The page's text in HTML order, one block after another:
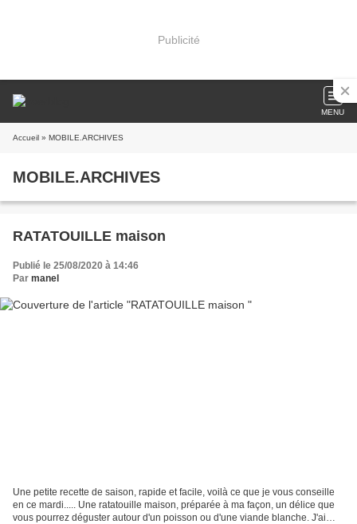
Publicité
MENU
Accueil » MOBILE.ARCHIVES
MOBILE.ARCHIVES
RATATOUILLE maison
Publié le 25/08/2020 à 14:46
Par manel
Une petite recette de saison, rapide et facile, voilà ce que je vous conseille
en ce mardi..... Une ratatouille maison, préparée à ma façon, un délice que
vous pourrez déguster autour d'un poisson ou d'une viande blanche. J'ai